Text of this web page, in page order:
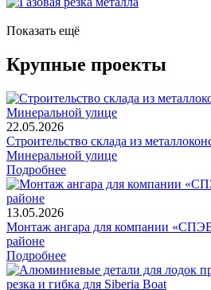
Показать ещё
Крупные проекты
22.05.2026
Строительство склада из
Минеральной улице
Подробнее
13.05.2026
Монтаж ангара для компании
районе
Подробнее